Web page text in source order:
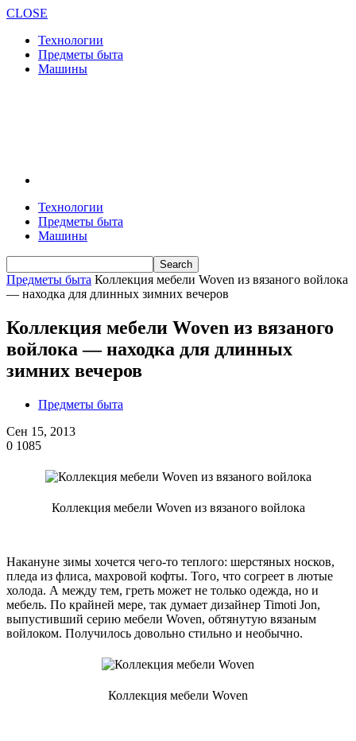
CLOSE
Технологии
Предметы быта
Машины
Технологии
Предметы быта
Машины
Предметы быта Коллекция мебели Woven из вязаного войлока
— находка для длинных зимних вечеров
Коллекция мебели Woven из вязаного
войлока — находка для длинных
зимних вечеров
Предметы быта
Сен 15, 2013
0 1085
Коллекция мебели Woven из вязаного войлока
Накануне зимы хочется чего-то теплого: шерстяных носков,
пледа из флиса, махровой кофты. Того, что согреет в лютые
холода. А между тем, греть может не только одежда, но и
мебель. По крайней мере, так думает дизайнер Timoti Jon,
выпустивший серию мебели Woven, обтянутую вязаным
войлоком. Получилось довольно стильно и необычно.
Коллекция мебели Woven